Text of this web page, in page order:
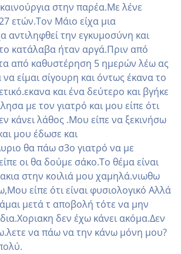
στην παρέα.Με λένε
ετών.Τον Μάιο είχα μια
αντιληφθεί την εγκυμοσύνη και
κατάλαβα ήταν αργά.Πριν από
από καθυστέρηση 5 ημερών λέω ας
είμαι σίγουρη και όντως έκανα το
και ένα δεύτερο και βγήκε
με τον γιατρό και μου είπε ότι
κάνει λάθος .Μου είπε να ξεκινήσω
μου έδωσε και
θα πάω σ3ο γιατρό να με
οι θα δούμε σάκο.Το θέμα είναι
στην κοιλιά μου χαμηλά.νιωθω
είπε ότι είναι φυσιολογικό Αλλά
μετά τ αποβολή τότε να μην
δεν έχω κάνει ακόμα.Δεν
να πάω να την κάνω μόνη μου?